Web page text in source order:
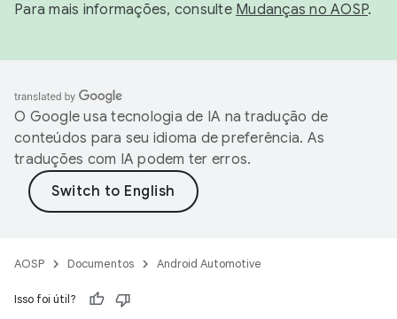
Para mais informações, consulte Mudanças no AOSP.
O Google usa tecnologia de IA na tradução de
conteúdos para seu idioma de preferência. As
traduções com IA podem ter erros.
AOSP Documentos Android Automotive
Isso foi útil?